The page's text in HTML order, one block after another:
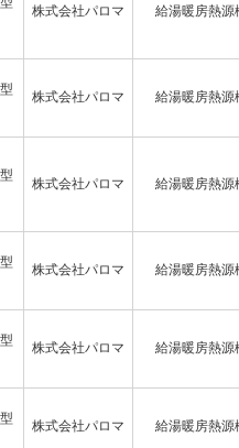
株式会社パロマ 給湯暖房熱源
株式会社パロマ 給湯暖房熱源
株式会社パロマ 給湯暖房熱源
株式会社パロマ 給湯暖房熱源
株式会社パロマ 給湯暖房熱源
株式会社パロマ 給湯暖房熱源